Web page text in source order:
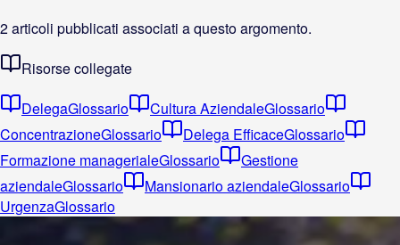
2articoli pubblicati associati a questo argomento.
Risorse collegate
DelegaGlossario Cultura AziendaleGlossario
ConcentrazioneGlossario Delega EfficaceGlossario
Formazione managerialeGlossario
Gestione
aziendaleGlossario Mansionario aziendaleGlossario
UrgenzaGlossario